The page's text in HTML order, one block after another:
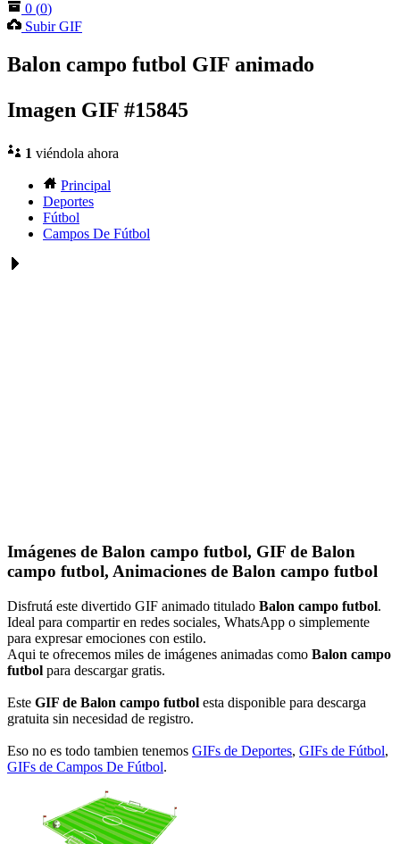
0 (0)
Subir GIF
Balon campo futbol GIF animado
Imagen GIF #15845
1 viéndola ahora
Principal
Deportes
Fútbol
Campos De Fútbol
Imágenes de Balon campo futbol, GIF de Balon
campo futbol, Animaciones de Balon campo futbol
Disfrutá este divertido GIF animado titulado Balon campo futbol.
Ideal para compartir en redes sociales, WhatsApp o simplemente
para expresar emociones con estilo.
Aqui te ofrecemos miles de imágenes animadas como Balon campo
futbol para descargar gratis.
Este GIF de Balon campo futbol esta disponible para descarga
gratuita sin necesidad de registro.
Eso no es todo tambien tenemos GIFs de Deportes, GIFs de Fútbol,
GIFs de Campos De Fútbol.